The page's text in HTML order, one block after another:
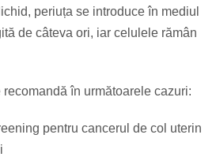
periuța se introduce în mediul
de câteva ori, iar celulele rămân
în următoarele cazuri:
pentru cancerul de col uterin